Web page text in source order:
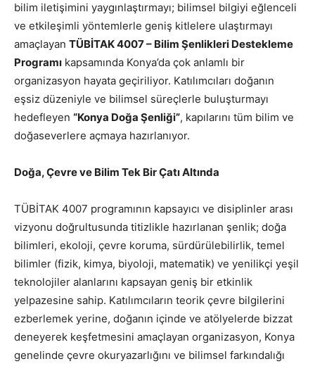
bilim iletişimini yaygınlaştırmayı; bilimsel bilgiyi eğlenceli
ve etkileşimli yöntemlerle geniş kitlelere ulaştırmayı
amaçlayan TÜBİTAK 4007 – Bilim Şenlikleri Destekleme
Programı kapsamında Konya’da çok anlamlı bir
organizasyon hayata geçiriliyor. Katılımcıları doğanın
eşsiz düzeniyle ve bilimsel süreçlerle buluşturmayı
hedefleyen “Konya Doğa Şenliği”, kapılarını tüm bilim ve
doğaseverlere açmaya hazırlanıyor.
Doğa, Çevre ve Bilim Tek Bir Çatı Altında
TÜBİTAK 4007 programının kapsayıcı ve disiplinler arası
vizyonu doğrultusunda titizlikle hazırlanan şenlik; doğa
bilimleri, ekoloji, çevre koruma, sürdürülebilirlik, temel
bilimler (fizik, kimya, biyoloji, matematik) ve yenilikçi yeşil
teknolojiler alanlarını kapsayan geniş bir etkinlik
yelpazesine sahip. Katılımcıların teorik çevre bilgilerini
ezberlemek yerine, doğanın içinde ve atölyelerde bizzat
deneyerek keşfetmesini amaçlayan organizasyon, Konya
genelinde çevre okuryazarlığını ve bilimsel farkındalığı